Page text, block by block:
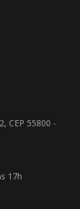
CEP 55800 -
17h